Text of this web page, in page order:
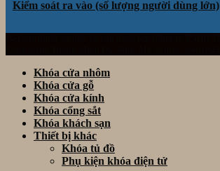
Kiểm soát ra vào (số lượng người dùng lớn)
Khóa cửa nhôm
Khóa cửa gỗ
Khóa cửa kính
Khóa cổng sắt
Khóa khách sạn
Thiết bị khác
Khóa tủ đồ
Phụ kiện khóa điện tử